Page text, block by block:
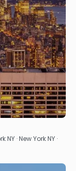
NY · New York NY ·